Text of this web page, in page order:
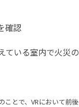
確認
いる室内で火災
とで、VRにおいて前